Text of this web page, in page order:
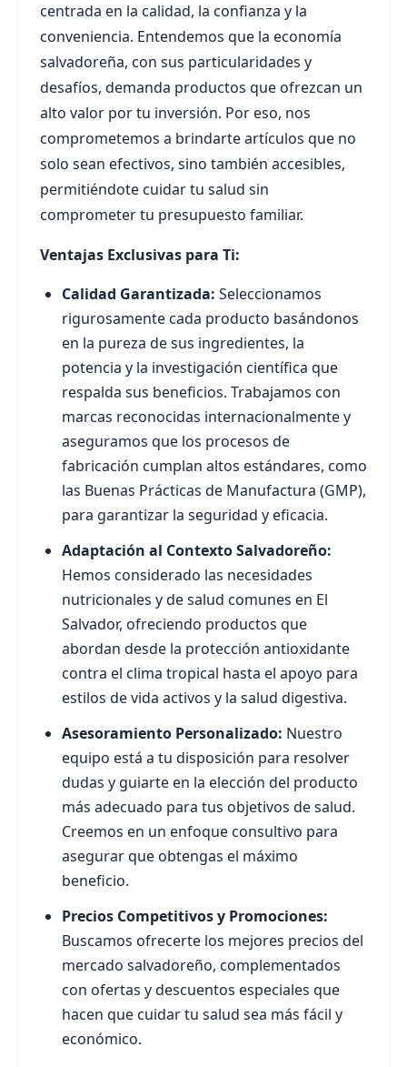
centrada en la calidad, la confianza y la
conveniencia. Entendemos que la economía
salvadoreña, con sus particularidades y
desafíos, demanda productos que ofrezcan un
alto valor por tu inversión. Por eso, nos
comprometemos a brindarte artículos que no
solo sean efectivos, sino también accesibles,
permitiéndote cuidar tu salud sin
comprometer tu presupuesto familiar.
Ventajas Exclusivas para Ti:
Calidad Garantizada: Seleccionamos
rigurosamente cada producto basándonos
en la pureza de sus ingredientes, la
potencia y la investigación científica que
respalda sus beneficios. Trabajamos con
marcas reconocidas internacionalmente y
aseguramos que los procesos de
fabricación cumplan altos estándares, como
las Buenas Prácticas de Manufactura (GMP),
para garantizar la seguridad y eficacia.
Adaptación al Contexto Salvadoreño:
Hemos considerado las necesidades
nutricionales y de salud comunes en El
Salvador, ofreciendo productos que
abordan desde la protección antioxidante
contra el clima tropical hasta el apoyo para
estilos de vida activos y la salud digestiva.
Asesoramiento Personalizado: Nuestro
equipo está a tu disposición para resolver
dudas y guiarte en la elección del producto
más adecuado para tus objetivos de salud.
Creemos en un enfoque consultivo para
asegurar que obtengas el máximo
beneficio.
Precios Competitivos y Promociones:
Buscamos ofrecerte los mejores precios del
mercado salvadoreño, complementados
con ofertas y descuentos especiales que
hacen que cuidar tu salud sea más fácil y
económico.